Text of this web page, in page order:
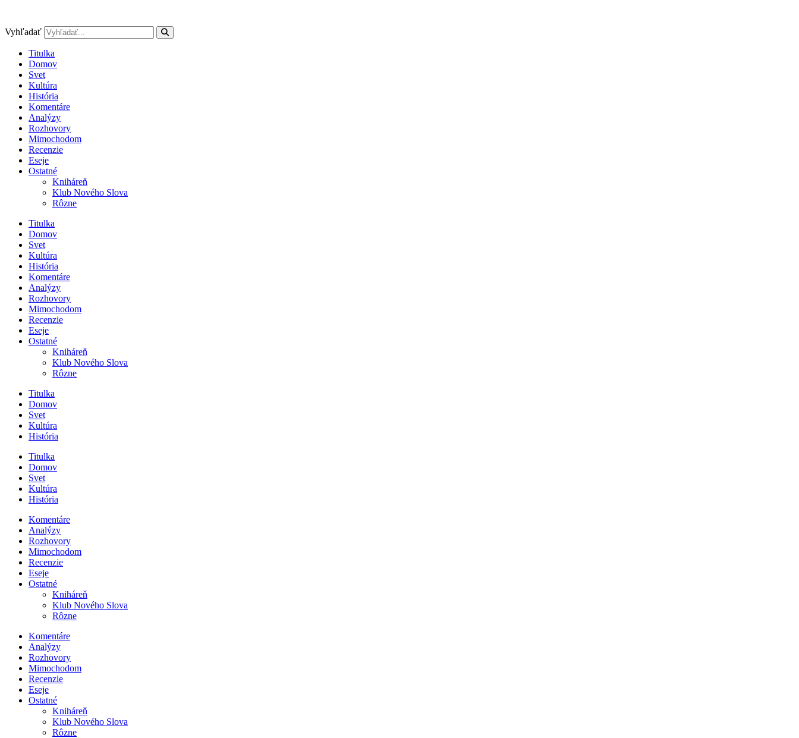
obsah
Vyhľadať
Titulka
Domov
Svet
Kultúra
História
Komentáre
Analýzy
Rozhovory
Mimochodom
Recenzie
Eseje
Ostatné
Kniháreň
Klub Nového Slova
Rôzne
Titulka
Domov
Svet
Kultúra
História
Komentáre
Analýzy
Rozhovory
Mimochodom
Recenzie
Eseje
Ostatné
Kniháreň
Klub Nového Slova
Rôzne
Titulka
Domov
Svet
Kultúra
História
Titulka
Domov
Svet
Kultúra
História
Komentáre
Analýzy
Rozhovory
Mimochodom
Recenzie
Eseje
Ostatné
Kniháreň
Klub Nového Slova
Rôzne
Komentáre
Analýzy
Rozhovory
Mimochodom
Recenzie
Eseje
Ostatné
Kniháreň
Klub Nového Slova
Rôzne